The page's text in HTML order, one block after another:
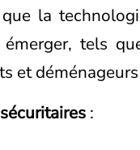
la
émerger, tels
et
: